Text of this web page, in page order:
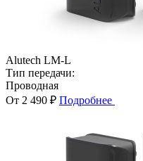
Alutech LM-L
Тип передачи:
Проводная
От 2 490 ₽ Подробнее